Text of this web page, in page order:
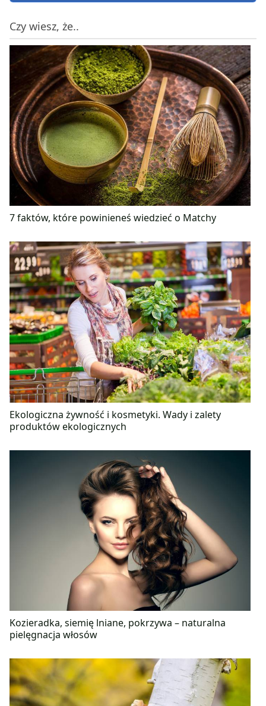
Czy wiesz, że..
7 faktów, które powinieneś wiedzieć o Matchy
Ekologiczna żywność i kosmetyki. Wady i zalety
produktów ekologicznych
Kozieradka, siemię lniane, pokrzywa – naturalna
pielęgnacja włosów